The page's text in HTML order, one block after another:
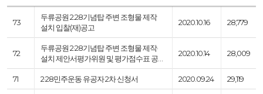
73
두류공원 2.28기념탑 주변 조형물 제작
설치 입찰(재)공고
2020.10.16 28,779
72
두류공원 2·28기념탑 주변 조형물 제작·
설치 제안서평가위원 및 평가점수표 공…
2020.10.14 28,009
71 2·28민주운동 유공자 2차 신청서 2020.09.24 29,119